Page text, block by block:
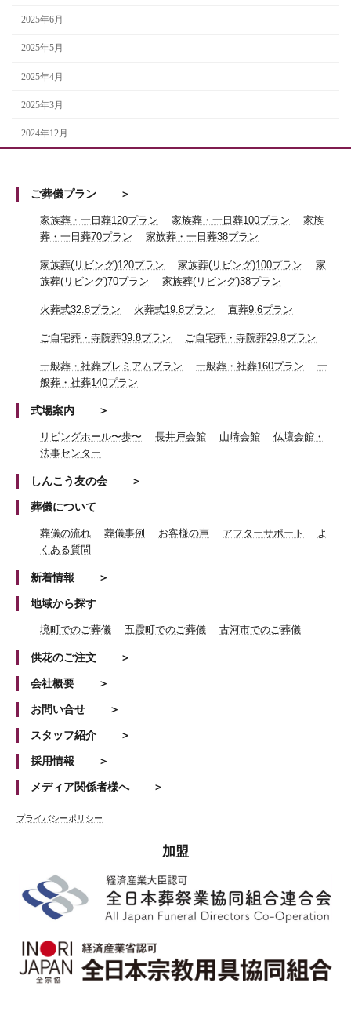
2025年6月
2025年5月
2025年4月
2025年3月
2024年12月
ご葬儀プラン
家族葬・一日葬120プラン 家族葬・一日葬100プラン
家族
葬・一日葬70プラン
家族葬・一日葬38プラン
家族葬(リビング)120プラン 家族葬(リビング)100プラン
家
族葬(リビング)70プラン
家族葬(リビング)38プラン
火葬式32.8プラン 火葬式19.8プラン 直葬9.6プラン
ご自宅葬・寺院葬39.8プラン ご自宅葬・寺院葬29.8プラン
一般葬・社葬プレミアムプラン 一般葬・社葬160プラン
一
般葬・社葬140プラン
式場案内
リビングホール〜歩〜 長井戸会館 山崎会館
仏壇会館・
法事センター
しんこう友の会
葬儀について
葬儀の流れ 葬儀事例 お客様の声 アフターサポート
よ
くある質問
新着情報
地域から探す
境町でのご葬儀 五霞町でのご葬儀 古河市でのご葬儀
供花のご注文
会社概要
お問い合せ
スタッフ紹介
採用情報
メディア関係者様へ
プライバシーポリシー
加盟